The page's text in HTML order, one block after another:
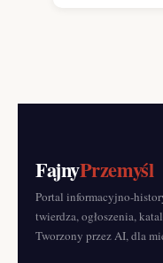
FajnyPrzemyśl
Portal informacyjno-
twierdza, ogłoszenia,
Tworzony przez AI, dla